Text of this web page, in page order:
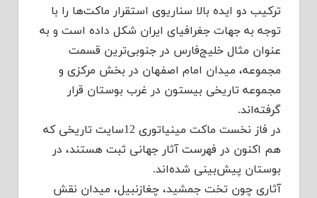
ترکیب دو ایده بالا سناریوی استقرار ماکت‌ها را با
توجه به جهات جغرافیای ایران شکل داده است و به
عنوان مثال خلیج‌فارس در جنوبی‌ترین قسمت
مجموعه، میدان امام اصفهان در بخش مرکزی و
مجموعه تاریخی بیستون در غرب بوستان قرار
گرفته‌اند.
در فاز نخست ماکت مینیاتوری 12سایت تاریخی که
هم اکنون در فهرست آثار جهانی ثبت هستند، در
بوستان پیش‌بینی شده‌اند.
آثاری چون تخت جمشید، چغازنبیل، میدان نقش